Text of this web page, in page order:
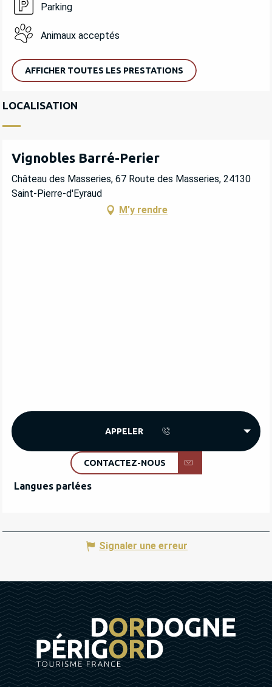
Parking
Animaux acceptés
AFFICHER TOUTES LES PRESTATIONS
LOCALISATION
Vignobles Barré-Perier
Château des Masseries, 67 Route des Masseries, 24130
Saint-Pierre-d'Eyraud
M'y rendre
APPELER
CONTACTEZ-NOUS
Langues parlées
Langues parlées
Signaler une erreur